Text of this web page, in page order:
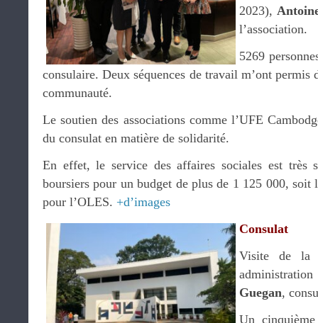
2023),
l’association.
5269
consulaire. Deux séquences de travail m’ont permis
communauté.
Le soutien des associations comme l’UFE
du consulat en matière de solidarité.
En effet, le service des affaires sociales est très
boursiers pour un budget de plus de 1 125 000, soit
pour l’OLES. +d’images
Consulat
Visite de la
Guegan,
Un